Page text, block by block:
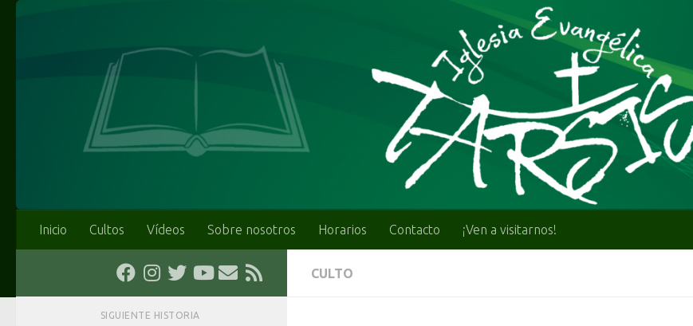
Inicio Cultos Vídeos Sobre nosotros Horarios Contacto ¡Ven a visitarnos!
CULTO
SIGUIENTE HISTORIA